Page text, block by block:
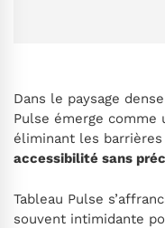
Dans le paysage
Pulse émerge comme
éliminant les
accessibilité sans
Tableau Pulse
souvent intimidante